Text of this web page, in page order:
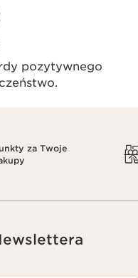
pozytywnego
za Twoje